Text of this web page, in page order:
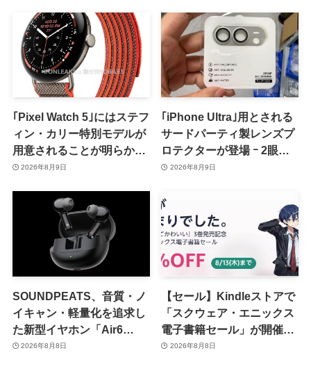
｢Pixel Watch 5｣にはステフ
ィン・カリー特別モデルが
用意されることが明らかに
ｰ 日本での発売は期待しな
2026年8月9日
｢iPhone Ultra｣用とされる
サードパーティ製レンズプ
ロテクターが登場 ｰ 2眼カ
メラ搭載や一部本体カラー
2026年8月9日
SOUNDPEATS、音質・ノ
イキャン・軽量化を追求し
た新型イヤホン「Air6
Pro」を8月28日に発売へ
2026年8月8日
【セール】Kindleストアで
「スクウェア・エニックス
電子書籍セール」が開催中
ｰ コミックやゲーム関連書
2026年8月8日